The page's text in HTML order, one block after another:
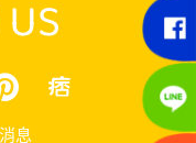
息